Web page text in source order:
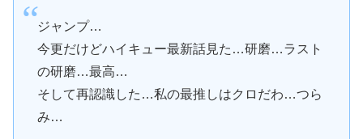
ジャンプ…
今更だけどハイキュー最新話見た…研磨…ラスト
の研磨…最高…
そして再認識した…私の最推しはクロだわ…つら
み…